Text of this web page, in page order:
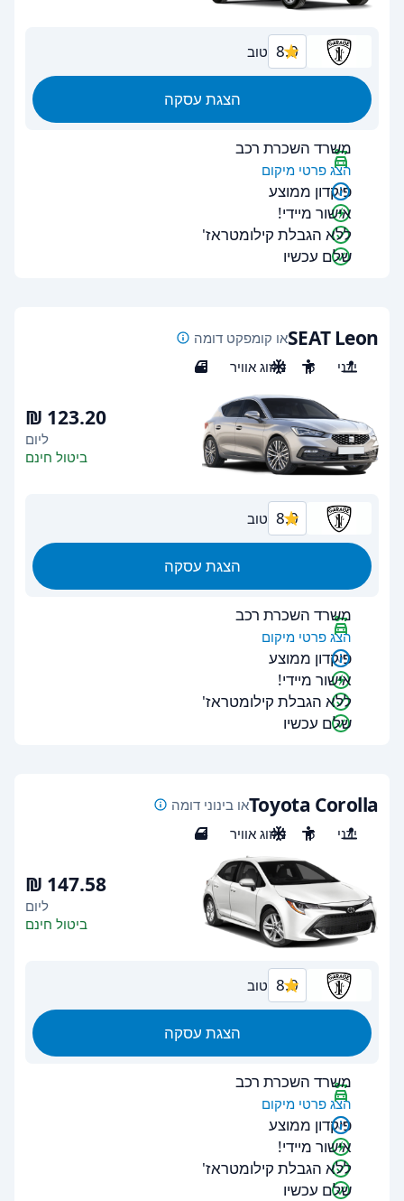
8.0 טוב
הצגת עסקה
משרד השכרת רכב
הצג פרטי מיקום
פיקדון ממוצע
אישור מיידי!
ללא הגבלת קילומטראז'
שלם עכשיו
SEAT Leonאו קומפקט דומה
ידני
5 מיזוג אוויר 5
ליום
ביטול חינם
8.0 טוב
הצגת עסקה
משרד השכרת רכב
הצג פרטי מיקום
פיקדון ממוצע
אישור מיידי!
ללא הגבלת קילומטראז'
שלם עכשיו
Toyota Corollaאו בינוני דומה
ידני
5 מיזוג אוויר 4
ליום
ביטול חינם
8.0 טוב
הצגת עסקה
משרד השכרת רכב
הצג פרטי מיקום
פיקדון ממוצע
אישור מיידי!
ללא הגבלת קילומטראז'
שלם עכשיו